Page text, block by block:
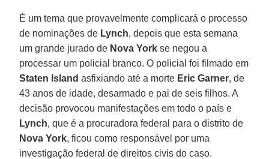
É um tema que provavelmente complicará o processo
de nominações de Lynch, depois que esta semana
um grande jurado de Nova York se negou a
processar um policial branco. O policial foi filmado em
Staten Island asfixiando até a morte Eric Garner, de
43 anos de idade, desarmado e pai de seis filhos. A
decisão provocou manifestações em todo o país e
Lynch, que é a procuradora federal para o distrito de
Nova York, ficou como responsável por uma
investigação federal de direitos civis do caso.